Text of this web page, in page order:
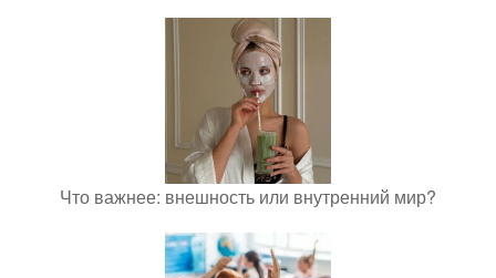
Что важнее: внешность или внутренний мир?